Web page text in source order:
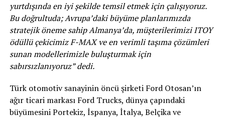
yurtdışında en iyi şekilde temsil etmek için çalışıyoruz.
Bu doğrultuda; Avrupa’daki büyüme planlarımızda
stratejik öneme sahip Almanya’da, müşterilerimizi ITOY
ödüllü çekicimiz F-MAX ve en verimli taşıma çözümleri
sunan modellerimizle buluşturmak için
sabırsızlanıyoruz” dedi.
Türk otomotiv sanayinin öncü şirketi Ford Otosan’ın
ağır ticari markası Ford Trucks, dünya çapındaki
büyümesini Portekiz, İspanya, İtalya, Belçika ve